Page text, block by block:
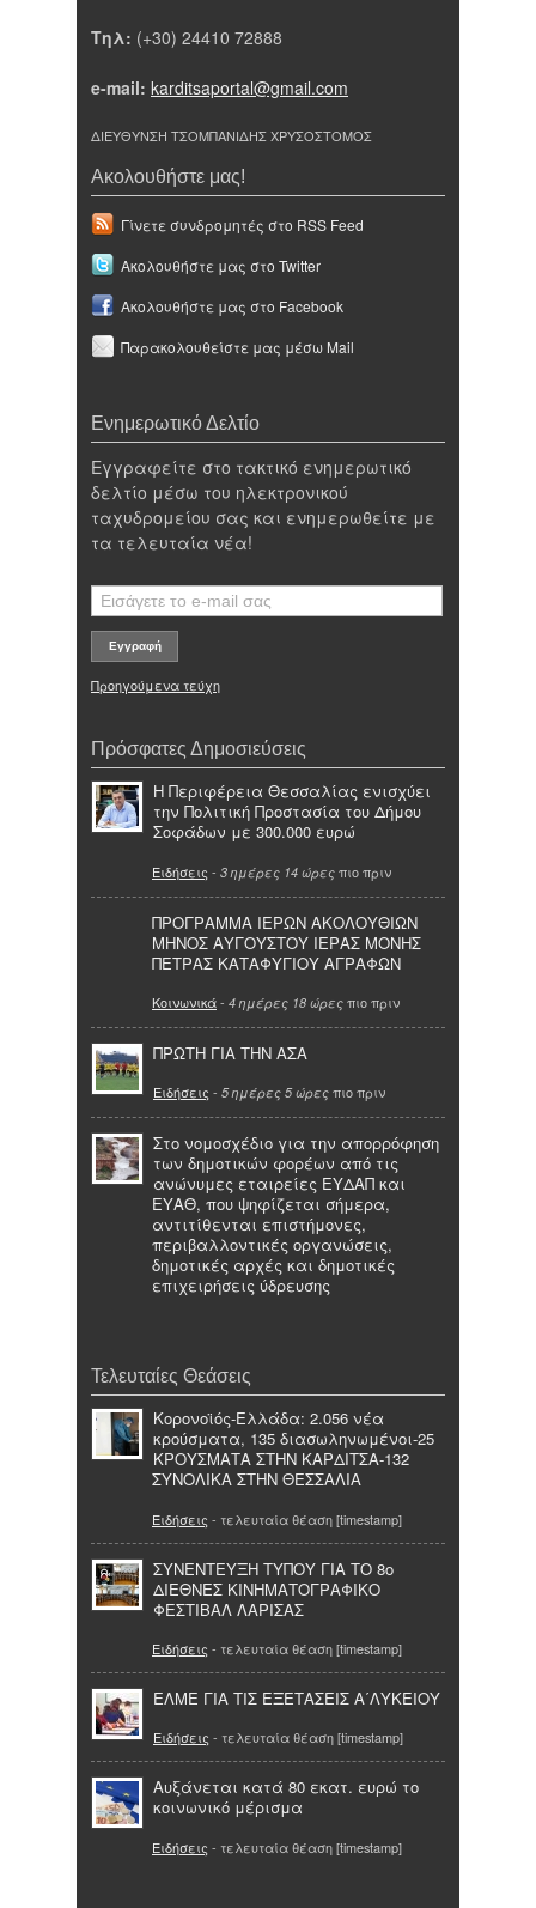
Τηλ: (+30) 24410 72888
e-mail: karditsaportal@gmail.com
ΔΙΕΥΘΥΝΣΗ ΤΣΟΜΠΑΝΙΔΗΣ ΧΡΥΣΟΣΤΟΜΟΣ
Ακολουθήστε μας!
Γίνετε συνδρομητές στο RSS Feed
Ακολουθήστε μας στο Twitter
Ακολουθήστε μας στο Facebook
Παρακολουθείστε μας μέσω Mail
Ενημερωτικό Δελτίο
Εγγραφείτε στο τακτικό ενημερωτικό
δελτίο μέσω του ηλεκτρονικού
ταχυδρομείου σας και ενημερωθείτε με
τα τελευταία νέα!
Προηγούμενα τεύχη
Πρόσφατες Δημοσιεύσεις
Η Περιφέρεια Θεσσαλίας ενισχύει
την Πολιτική Προστασία του Δήμου
Σοφάδων με 300.000 ευρώ
Ειδήσεις - 3 ημέρες 14 ώρες πιο πριν
ΠΡΟΓΡΑΜΜΑ ΙΕΡΩΝ ΑΚΟΛΟΥΘΙΩΝ
ΜΗΝΟΣ ΑΥΓΟΥΣΤΟΥ ΙΕΡΑΣ ΜΟΝΗΣ
ΠΕΤΡΑΣ ΚΑΤΑΦΥΓΙΟΥ ΑΓΡΑΦΩΝ
Κοινωνικά- 4 ημέρες 18 ώρες πιο πριν
ΠΡΩΤΗ ΓΙΑ ΤΗΝ ΑΣΑ
Ειδήσεις - 5 ημέρες 5 ώρες πιο πριν
Στο νομοσχέδιο για την απορρόφηση
των δημοτικών φορέων από τις
ανώνυμες εταιρείες ΕΥΔΑΠ και
ΕΥΑΘ, που ψηφίζεται σήμερα,
αντιτίθενται επιστήμονες,
περιβαλλοντικές οργανώσεις,
δημοτικές αρχές και δημοτικές
επιχειρήσεις ύδρευσης
Τελευταίες Θεάσεις
Κορονοϊός-Ελλάδα: 2.056 νέα
κρούσματα, 135 διασωληνωμένοι-25
ΚΡΟΥΣΜΑΤΑ ΣΤΗΝ ΚΑΡΔΙΤΣΑ-132
ΣΥΝΟΛΙΚΑ ΣΤΗΝ ΘΕΣΣΑΛΙΑ
Ειδήσεις - τελευταία θέαση [timestamp]
ΣΥΝΕΝΤΕΥΞΗ ΤΥΠΟΥ ΓΙΑ ΤΟ 8o
ΔΙΕΘΝΕΣ ΚΙΝΗΜΑΤΟΓΡΑΦΙΚΟ
ΦΕΣΤΙΒΑΛ ΛΑΡΙΣΑΣ
Ειδήσεις - τελευταία θέαση [timestamp]
ΕΛΜΕ ΓΙΑ ΤΙΣ ΕΞΕΤΑΣΕΙΣ Α΄ΛΥΚΕΙΟΥ
Ειδήσεις - τελευταία θέαση [timestamp]
Αυξάνεται κατά 80 εκατ. ευρώ το
κοινωνικό μέρισμα
Ειδήσεις - τελευταία θέαση [timestamp]